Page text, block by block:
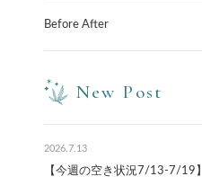
Before After
New Post
2026.7.13
【今週の空き状況7/13-7/19】